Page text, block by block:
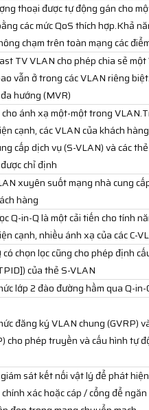
thoại được tự động gán cho
các mức QoS thích hợp.Khả
chạm trên toàn mạng các
TV VLAN cho phép chia sẻ
vẫn ở trong các VLAN riêng
hướng (MVR)
ánh xạ một-một trong
cạnh, các VLAN của khách
cấp dịch vụ (S-VLAN) và các
chỉ định
xuyên suốt mạng nhà cung
hàng
Q-in-Q là một cải tiến cho tính
cạnh, nhiều ánh xạ của các C-
có chọn lọc cũng cho phép định
của thẻ S-VLAN
lớp 2 đào đường hầm qua Q-
đăng ký VLAN chung (GVRP)
cho phép truyền và cấu hình tự
sát kết nối vật lý để phát
xác hoặc cáp / cổng để